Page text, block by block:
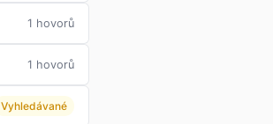
1 hovorů
1 hovorů
Vyhledávané